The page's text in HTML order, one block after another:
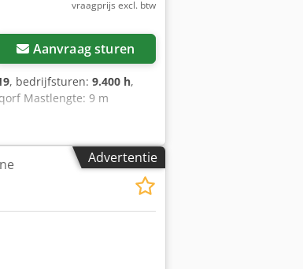
onze producten onder
vraagprijs excl. btw
Aanvraag sturen
, bedrijfsturen: 9.400 h,
Mastlengte: 9 m
Advertentie